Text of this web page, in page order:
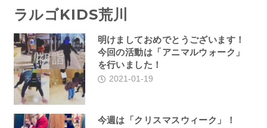
ラルゴKIDS荒川
明けましておめでとうございます！
今回の活動は「アニマルウォーク」
を行いました！
2021-01-19
今週は「クリスマスウィーク」！